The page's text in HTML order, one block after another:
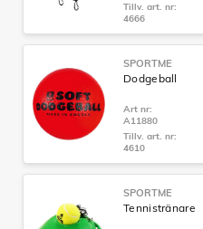
Tillv. art. nr:
4666
SPORTME
Dodgeball
Art nr:
A11880
Tillv. art. nr:
4610
SPORTME
Tennistränare